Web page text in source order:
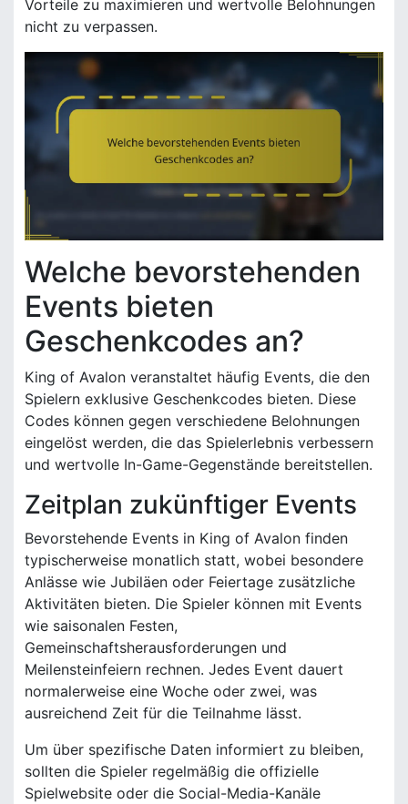
Vorteile zu maximieren und wertvolle Belohnungen
nicht zu verpassen.
Welche bevorstehenden
Events bieten
Geschenkcodes an?
King of Avalon veranstaltet häufig Events, die den
Spielern exklusive Geschenkcodes bieten. Diese
Codes können gegen verschiedene Belohnungen
eingelöst werden, die das Spielerlebnis verbessern
und wertvolle In-Game-Gegenstände bereitstellen.
Zeitplan zukünftiger Events
Bevorstehende Events in King of Avalon finden
typischerweise monatlich statt, wobei besondere
Anlässe wie Jubiläen oder Feiertage zusätzliche
Aktivitäten bieten. Die Spieler können mit Events
wie saisonalen Festen,
Gemeinschaftsherausforderungen und
Meilensteinfeiern rechnen. Jedes Event dauert
normalerweise eine Woche oder zwei, was
ausreichend Zeit für die Teilnahme lässt.
Um über spezifische Daten informiert zu bleiben,
sollten die Spieler regelmäßig die offizielle
Spielwebsite oder die Social-Media-Kanäle